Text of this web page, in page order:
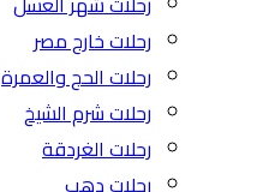
رحلات خارج مصر
رحلات الحج والعمرة
رحلات شرم الشيخ
رحلات الغردقة
رحلات دهب